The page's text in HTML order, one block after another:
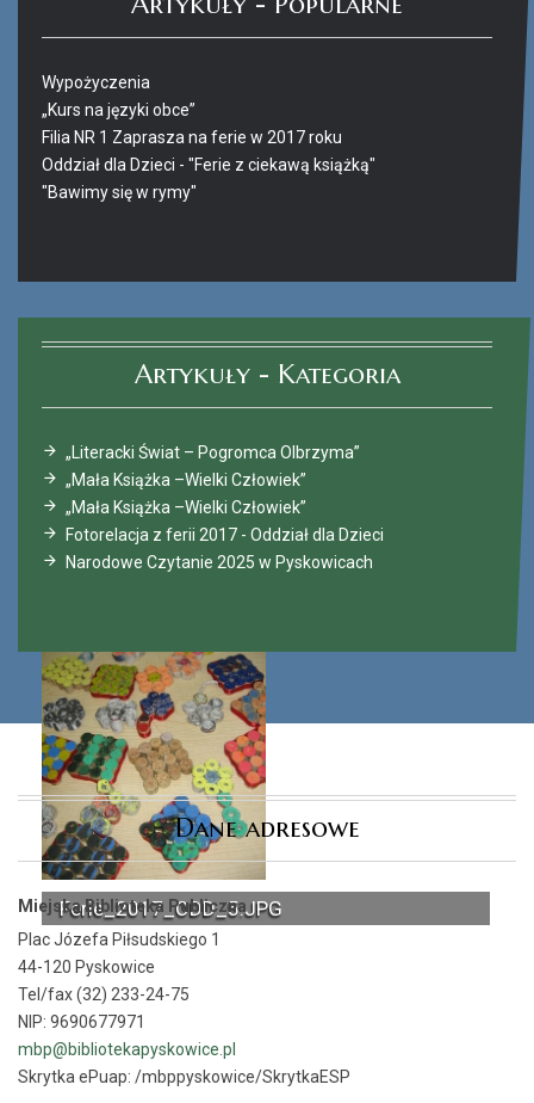
Ferie_2017_ODD_5.JPG
Wypożyczenia
„Kurs na języki obce”
Filia NR 1 Zaprasza na ferie w 2017 roku
Oddział dla Dzieci - "Ferie z ciekawą książką"
"Bawimy się w rymy"
Artykuły - Kategoria
„Literacki Świat – Pogromca Olbrzyma”
„Mała Książka –Wielki Człowiek”
„Mała Książka –Wielki Człowiek”
Fotorelacja z ferii 2017 - Oddział dla Dzieci
Narodowe Czytanie 2025 w Pyskowicach
Dane adresowe
Miejska Biblioteka Publiczna
Plac Józefa Piłsudskiego 1
44-120 Pyskowice
Tel/fax (32) 233-24-75
NIP: 9690677971
mbp@bibliotekapyskowice.pl
Skrytka ePuap: /mbppyskowice/SkrytkaESP